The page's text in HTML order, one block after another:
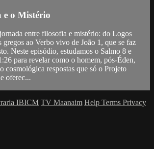
e o Mistério
entre filosofia e mistério: do Logos
gregos ao Verbo vivo de João 1, que se faz
Neste episódio, estudamos o Salmo 8 e
para revelar como o homem, pós‐Éden,
cosmológica respostas que só o Projeto
oferec...
IBICM TV Maanaim Help Terms Privacy